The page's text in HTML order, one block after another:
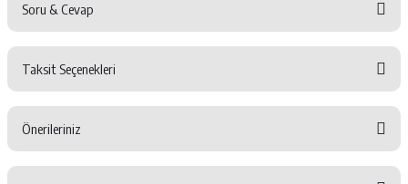
Yorum Yaz
Soru & Cevap
Soru Sor
Taksit Seçenekleri
Önerileriniz